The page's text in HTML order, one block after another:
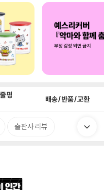
평 배송/반품/교환
출판사 리뷰